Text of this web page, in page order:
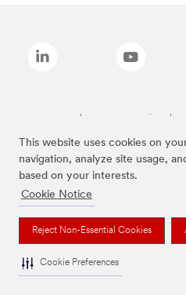
This website uses cookies on
navigation, analyze site usage,
based on your interests.
Cookie Notice
Reject Non-Essential Cookies
Cookie Preferences
Las marcas